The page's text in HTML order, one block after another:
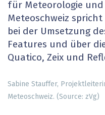
für Meteorologie und
Meteoschweiz
bei der Umsetzung
Features und über
Quatico, Zeix und
Sabine Stauffer,
Meteoschweiz. (Source: zVg)